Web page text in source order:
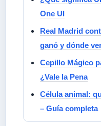
One UI
Real Madrid
ganó y dónde
Cepillo Mágico
¿Vale la Pena
Célula animal:
– Guía completa